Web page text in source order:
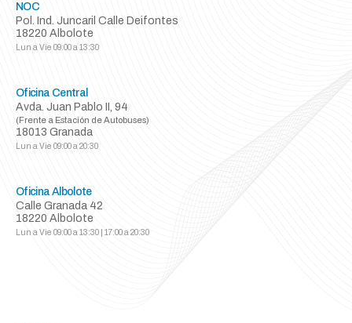
NOC
Pol. Ind. Juncaril Calle Deifontes
18220 Albolote
Lun a Vie 09:00 a 13:30
Oficina Central
Avda. Juan Pablo II, 94
(Frente a Estación de Autobuses)
18013 Granada
Lun a Vie 09:00 a 20:30
Oficina Albolote
Calle Granada 42
18220 Albolote
Lun a Vie 09:00 a 13:30 | 17:00 a 20:30